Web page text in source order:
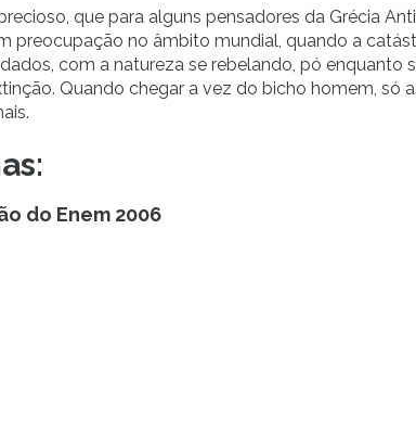
que para alguns pensadores da Grécia
preocupação no âmbito mundial, quando a
com a natureza se rebelando, pó enquanto
Quando chegar a vez do bicho homem, só
do Enem 2006